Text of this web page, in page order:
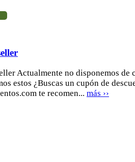
Actualmente no disponemos de
estos ¿Buscas un cupón de
te recomen... más ››